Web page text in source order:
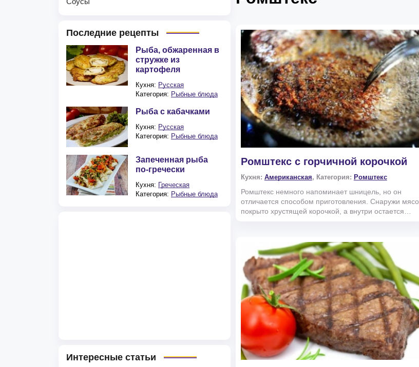
Ромштекс с горчичной корочкой
Кухня: Американская, Категория: Ромштекс
Ромштекс немного напоминает шницель, но он
отличается способом приготовления. Снаружи мясо
покрыто хрустящей корочкой, а внутри остается
Последние рецепты
Рыба, обжаренная в
стружке из
картофеля
Кухня: Русская
Категория: Рыбные блюда
Рыба с кабачками
Кухня: Русская
Категория: Рыбные блюда
Запеченная рыба
по-гречески
Кухня: Греческая
Категория: Рыбные блюда
Интересные статьи